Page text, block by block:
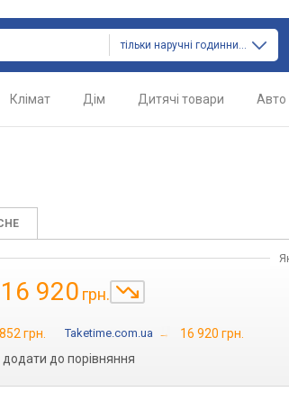
тільки наручні годинники
Клімат Дім Дитячі товари Авто
16 920 грн.
грн. Taketime.com.ua →
16 920 грн.
додати до порівняння